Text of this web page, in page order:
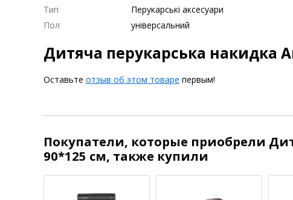
Тип
Перукарські аксесуари
Пол
універсальний
Дитяча перукарська накидка
Оставьте отзыв об этом товаре первым!
Покупатели, которые приобрели
90*125 см, также купили